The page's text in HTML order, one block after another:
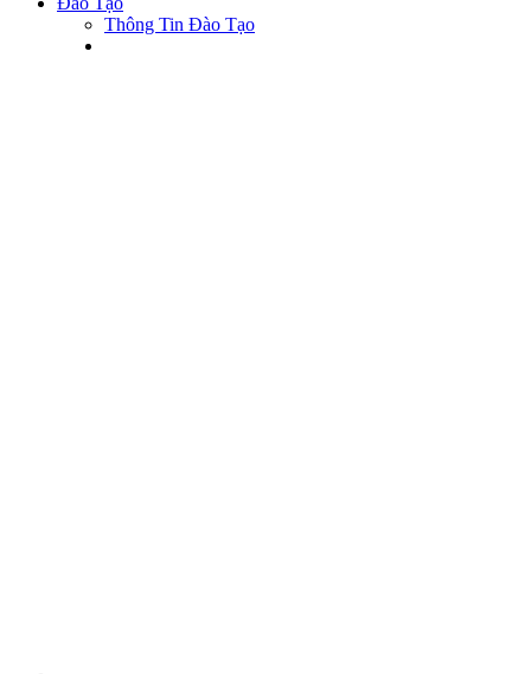
Thông Tin Đào Tạo